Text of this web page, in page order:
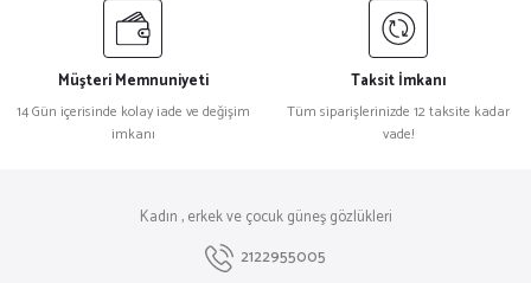
Müşteri Memnuniyeti
14 Gün içerisinde kolay iade ve değişim
imkanı
Taksit İmkanı
Tüm siparişlerinizde 12 taksite kadar
vade!
Kadın , erkek ve çocuk güneş gözlükleri
2122955005